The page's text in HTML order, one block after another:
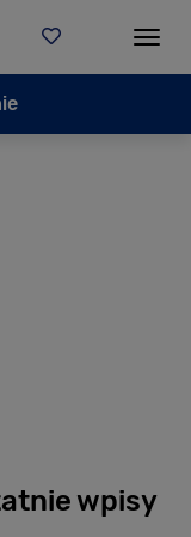
wpisy